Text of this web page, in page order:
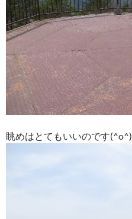
眺めはとてもいいのです(^o^)